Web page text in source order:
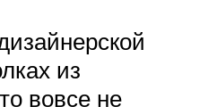
из
вовсе не